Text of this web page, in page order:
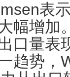
表
幅增加
口量表
趋势，